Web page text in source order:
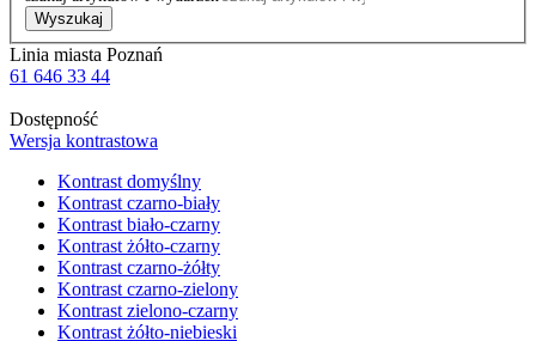
Wyszukaj
Linia miasta Poznań
61 646 33 44
Dostępność
Wersja kontrastowa
Kontrast domyślny
Kontrast czarno-biały
Kontrast biało-czarny
Kontrast żółto-czarny
Kontrast czarno-żółty
Kontrast czarno-zielony
Kontrast zielono-czarny
Kontrast żółto-niebieski